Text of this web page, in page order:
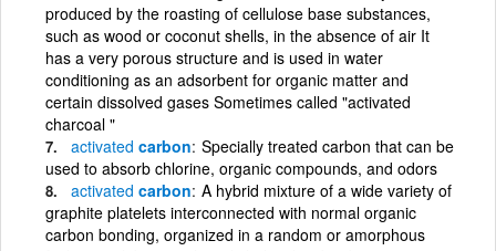
produced by the roasting of cellulose base substances,
such as wood or coconut shells, in the absence of air It
has a very porous structure and is used in water
conditioning as an adsorbent for organic matter and
certain dissolved gases Sometimes called "activated
charcoal "
activated carbon Specially treated carbon that can be
used to absorb chlorine, organic compounds, and odors
activated carbon A hybrid mixture of a wide variety of
graphite platelets interconnected with normal organic
carbon bonding, organized in a random or amorphous